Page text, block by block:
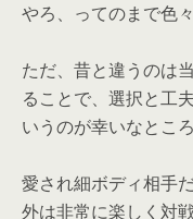
やろ、ってのまで色々
ただ、昔と違うのは
ることで、選択と工
いうのが幸いなところ
愛され細ボディ相手
外は非常に楽しく対